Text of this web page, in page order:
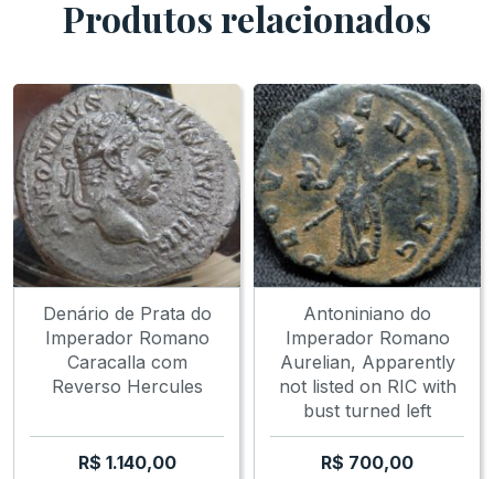
Produtos relacionados
Denário de Prata do
Imperador Romano
Caracalla com
Reverso Hercules
R$ 1.140,00
Antoniniano do
Imperador Romano
Aurelian, Apparently
not listed on RIC with
bust turned left
R$ 700,00